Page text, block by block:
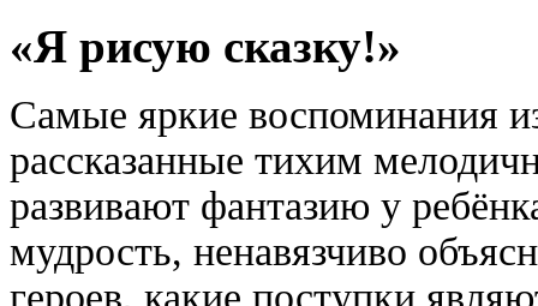
«Я рисую сказку!»
Самые яркие воспоминания
рассказанные тихим
развивают фантазию у
мудрость, ненавязчиво
героев, какие поступки